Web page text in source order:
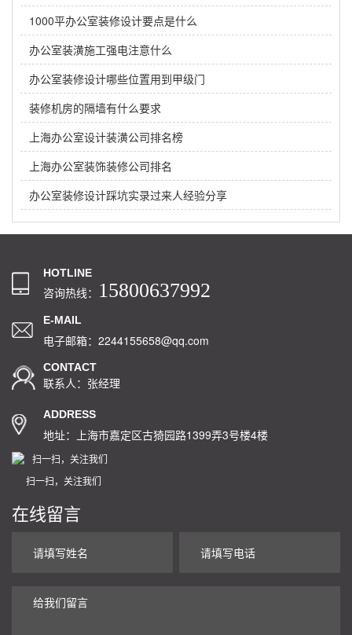
1000平办公室装修设计要点是什么
办公室装潢施工强电注意什么
办公室装修设计哪些位置用到甲级门
装修机房的隔墙有什么要求
上海办公室设计装潢公司排名榜
上海办公室装饰装修公司排名
办公室装修设计踩坑实录过来人经验分享
HOTLINE
咨询热线： 15800637992
E-MAIL
电子邮箱：2244155658@qq.com
CONTACT
联系人：张经理
ADDRESS
地址：上海市嘉定区古猗园路1399弄3号楼4楼
扫一扫，关注我们
在线留言